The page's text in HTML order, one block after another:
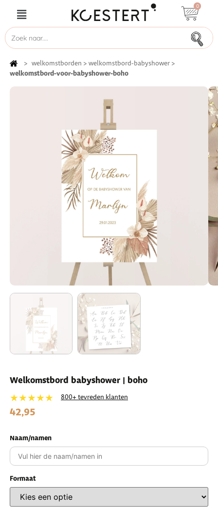
0
> welkomstborden > welkomstbord-babyshower >
welkomstbord-voor-babyshower-boho
Welkomstbord babyshower | boho
★★★★★ 800+ tevreden klanten
42,95
Naam/namen
Formaat